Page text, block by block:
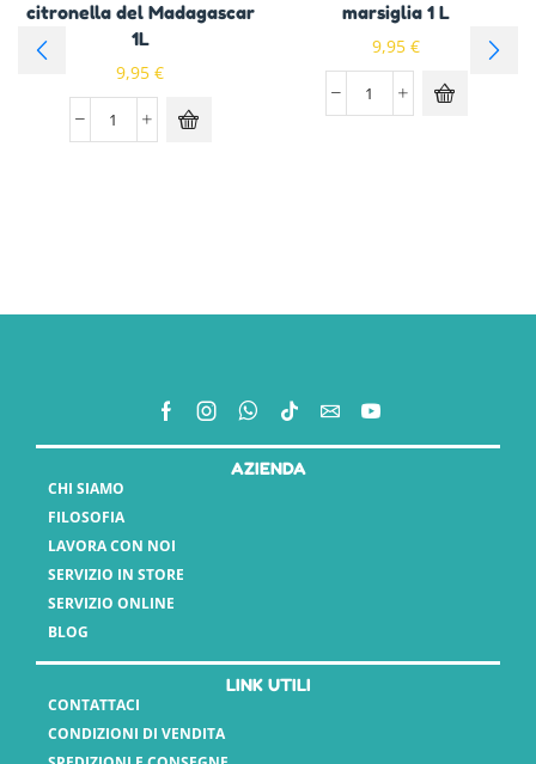
citronella del Madagascar
1L
9,95 €
marsiglia 1 L
9,95 €
AZIENDA
CHI SIAMO
FILOSOFIA
LAVORA CON NOI
SERVIZIO IN STORE
SERVIZIO ONLINE
BLOG
LINK UTILI
CONTATTACI
CONDIZIONI DI VENDITA